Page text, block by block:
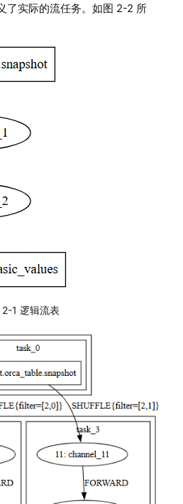
了实际的流任务。如图 2-2 所
2-1 逻辑流表